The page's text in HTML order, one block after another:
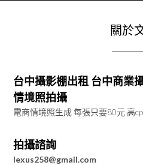
關於
台中攝影棚出租 台中商業
情境照拍攝
電商情境照生成 每張只要80元 高
拍攝諮詢
lexus258@gmail.com